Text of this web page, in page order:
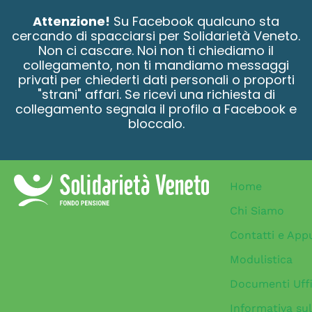
Attenzione! Su Facebook qualcuno sta
cercando di spacciarsi per Solidarietà Veneto.
Non ci cascare. Noi non ti chiediamo il
collegamento, non ti mandiamo messaggi
privati per chiederti dati personali o proporti
"strani" affari. Se ricevi una richiesta di
collegamento segnala il profilo a Facebook e
bloccalo.
Home
Chi Siamo
Contatti e
Modulistica
Documenti
Informativa